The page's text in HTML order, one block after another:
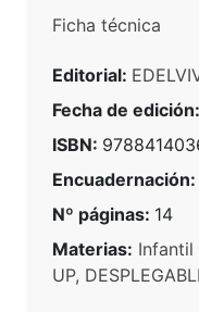
Ficha técnica
Editorial:
Fecha de edición:
ISBN:
Encuadernación:
Nº páginas: 14
Materias: Infantil
UP,